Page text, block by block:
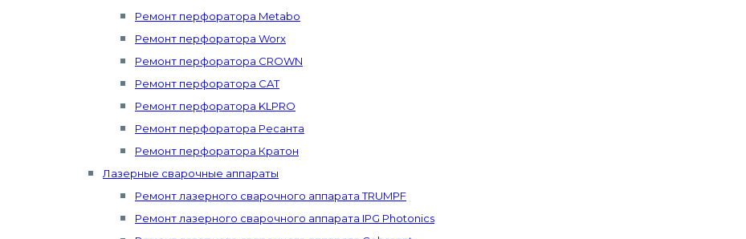
Ремонт перфоратора Metabo
Ремонт перфоратора Worx
Ремонт перфоратора CROWN
Ремонт перфоратора CAT
Ремонт перфоратора KLPRO
Ремонт перфоратора Ресанта
Ремонт перфоратора Кратон
Лазерные сварочные аппараты
Ремонт лазерного сварочного аппарата TRUMPF
Ремонт лазерного сварочного аппарата IPG Photonics